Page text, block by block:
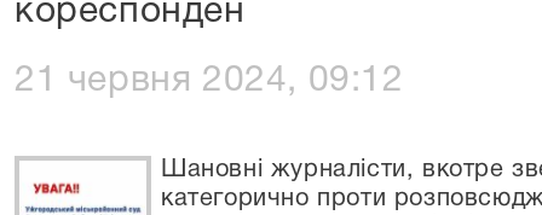
кореспонден
21 червня 2024, 09:12
Шановні журналісти, вкотре
категорично проти